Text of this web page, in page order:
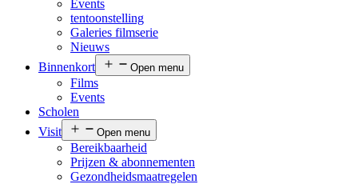
Events
tentoonstelling
Galeries filmserie
Nieuws
Binnenkort
Open menu
Films
Events
Scholen
Visit
Open menu
Bereikbaarheid
Prijzen & abonnementen
Gezondheidsmaatregelen